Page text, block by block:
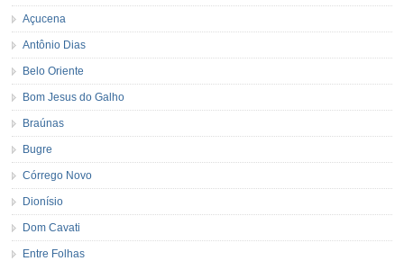
Açucena
Antônio Dias
Belo Oriente
Bom Jesus do Galho
Braúnas
Bugre
Córrego Novo
Dionísio
Dom Cavati
Entre Folhas